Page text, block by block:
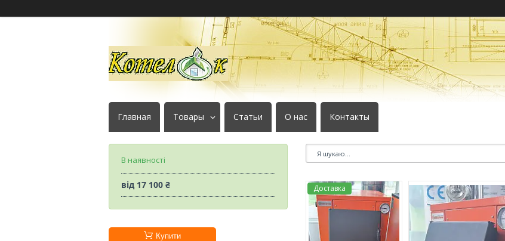
Главная Товары Статьи О нас Контакты
Доставка
В наявності
від 17 100 ₴
Купити